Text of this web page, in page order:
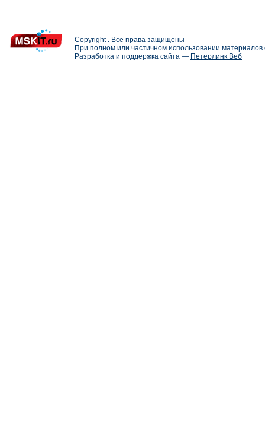
Copyright . Все права защищены
При полном или частичном использовании
Разработка и поддержка сайта — Петерлинк Веб